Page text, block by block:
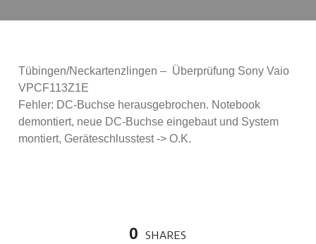
Tübingen/Neckartenzlingen – Überprüfung Sony Vaio
VPCF113Z1E
Fehler: DC-Buchse herausgebrochen. Notebook
demontiert, neue DC-Buchse eingebaut und System
montiert, Geräteschlusstest -> O.K.
0 SHARES